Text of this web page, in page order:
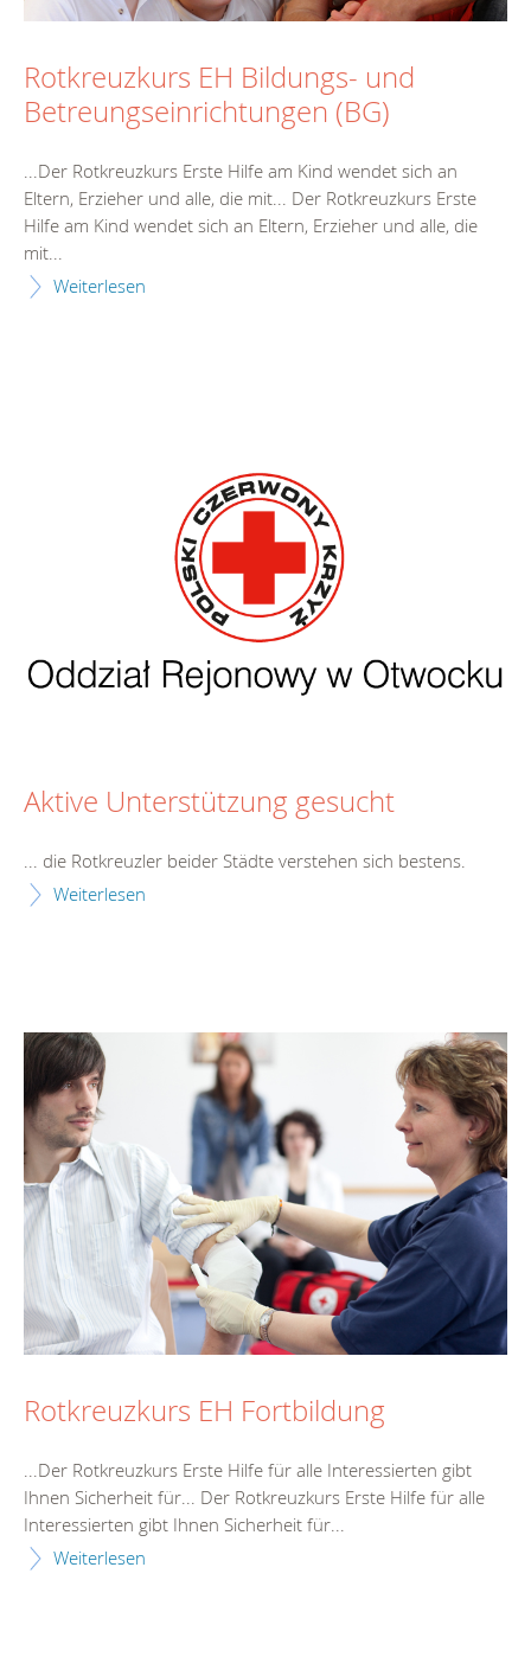
Rotkreuzkurs EH Bildungs- und
Betreungseinrichtungen (BG)
...Der Rotkreuzkurs Erste Hilfe am Kind wendet sich an
Eltern, Erzieher und alle, die mit... Der Rotkreuzkurs Erste
Hilfe am Kind wendet sich an Eltern, Erzieher und alle, die
mit...
Weiterlesen
Aktive Unterstützung gesucht
... die Rotkreuzler beider Städte verstehen sich bestens.
Weiterlesen
Rotkreuzkurs EH Fortbildung
...Der Rotkreuzkurs Erste Hilfe für alle Interessierten gibt
Ihnen Sicherheit für... Der Rotkreuzkurs Erste Hilfe für alle
Interessierten gibt Ihnen Sicherheit für...
Weiterlesen